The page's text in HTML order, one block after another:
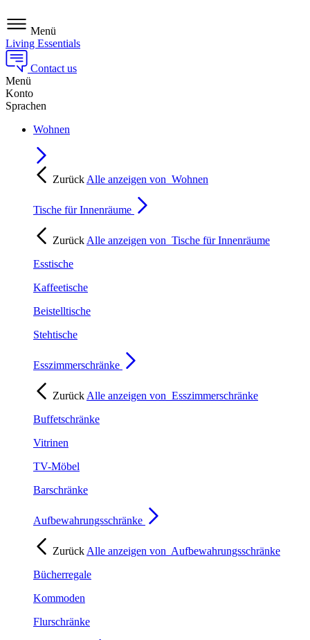
Menü
Living Essentials
Contact us
Menü
Konto
Sprachen
Wohnen
Zurück Alle anzeigen von Wohnen
Tische für Innenräume
Zurück Alle anzeigen von Tische für Innenräume
Esstische
Kaffeetische
Beistelltische
Stehtische
Esszimmerschränke
Zurück Alle anzeigen von Esszimmerschränke
Buffetschränke
Vitrinen
TV-Möbel
Barschränke
Aufbewahrungsschränke
Zurück Alle anzeigen von Aufbewahrungsschränke
Bücherregale
Kommoden
Flurschränke